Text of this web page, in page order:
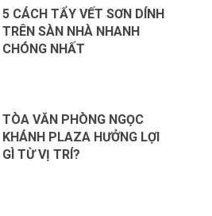
5 CÁCH TẨY VẾT SƠN DÍNH
TRÊN SÀN NHÀ NHANH
CHÓNG NHẤT
TÒA VĂN PHÒNG NGỌC
KHÁNH PLAZA HƯỞNG LỢI
GÌ TỪ VỊ TRÍ?